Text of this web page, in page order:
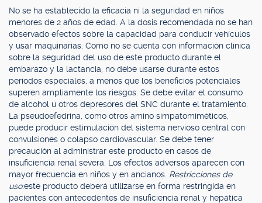
No se ha establecido la eficacia ni la seguridad en niños
menores de 2 años de edad. A la dosis recomendada no se han
observado efectos sobre la capacidad para conducir vehículos
y usar maquinarias. Como no se cuenta con información clínica
sobre la seguridad del uso de este producto durante el
embarazo y la lactancia, no debe usarse durante estos
períodos especiales, a menos que los beneficios potenciales
superen ampliamente los riesgos. Se debe evitar el consumo
de alcohol u otros depresores del SNC durante el tratamiento.
La pseudoefedrina, como otros amino simpatomiméticos,
puede producir estimulación del sistema nervioso central con
convulsiones o colapso cardiovascular. Se debe tener
precaución al administrar este producto en casos de
insuficiencia renal severa. Los efectos adversos aparecen con
mayor frecuencia en niños y en ancianos. Restricciones de
uso:este producto deberá utilizarse en forma restringida en
pacientes con antecedentes de insuficiencia renal y hepática